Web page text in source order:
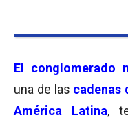
El conglomerado
una de las cadenas
América Latina,